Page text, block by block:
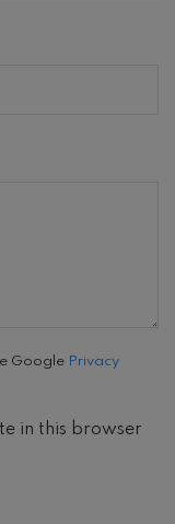
Google Privacy
in this browser